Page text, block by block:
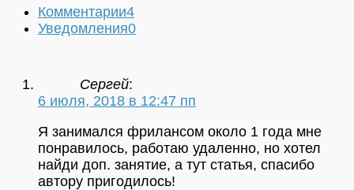
Комментарии4
Уведомления0
Сергей:
6 июля, 2018 в 12:47 пп
Я занимался фрилансом около 1 года мне
понравилось, работаю удаленно, но хотел
найди доп. занятие, а тут статья, спасибо
автору пригодилось!